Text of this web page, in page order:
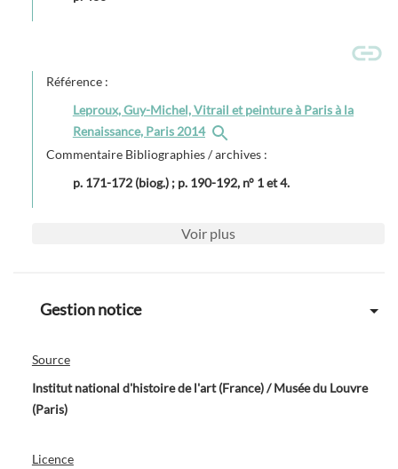
Référence :
Leproux, Guy-Michel, Vitrail et peinture à Paris à la
Renaissance, Paris 2014
Commentaire Bibliographies / archives :
p. 171-172 (biog.) ; p. 190-192, n° 1 et 4.
Voir plus
Gestion notice
Source
Institut national d'histoire de l'art (France) / Musée du Louvre
(Paris)
Licence